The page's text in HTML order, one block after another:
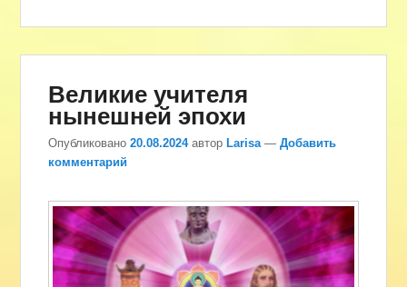
Великие учителя
нынешней эпохи
Опубликовано20.08.2024 авторLarisa —Добавить
комментарий